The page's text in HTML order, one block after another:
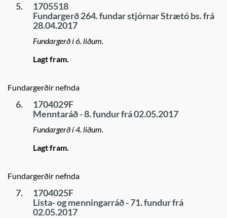
5.
1705518
Fundargerð 264. fundar stjórnar Strætó bs. frá
28.04.2017
Fundargerð í 6. liðum.
Lagt fram.
Fundargerðir nefnda
6.
1704029F
Menntaráð - 8. fundur frá 02.05.2017
Fundargerð í 4. liðum.
Lagt fram.
Fundargerðir nefnda
7.
1704025F
Lista- og menningarráð - 71. fundur frá
02.05.2017